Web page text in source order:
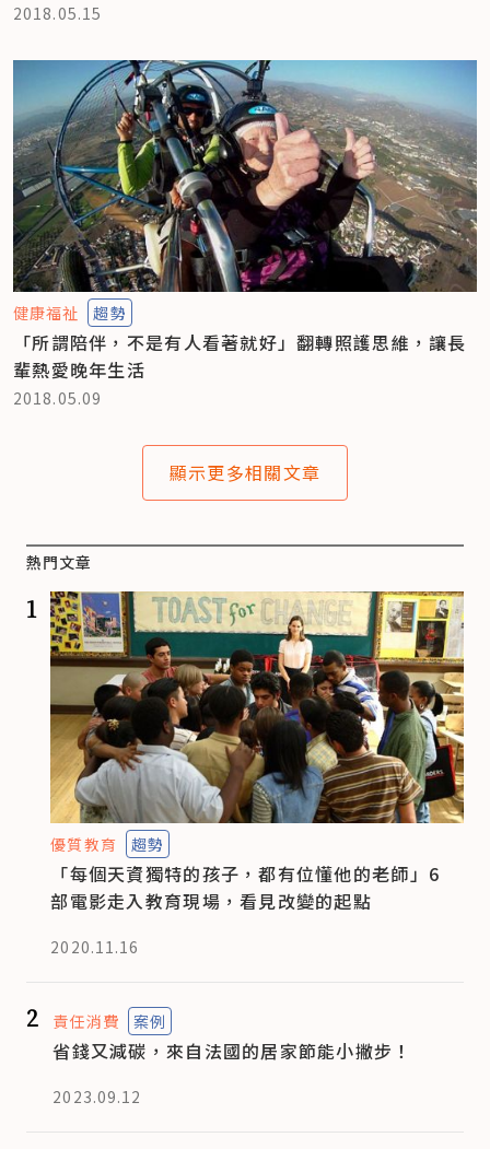
2018.05.15
健康福祉 趨勢
「所謂陪伴，不是有人看著就好」翻轉照護思維，讓長
輩熱愛晚年生活
2018.05.09
顯示更多相關文章
熱門文章
1
優質教育 趨勢
「每個天資獨特的孩子，都有位懂他的老師」6
部電影走入教育現場，看見改變的起點
2020.11.16
2 責任消費 案例
省錢又減碳，來自法國的居家節能小撇步！
2023.09.12